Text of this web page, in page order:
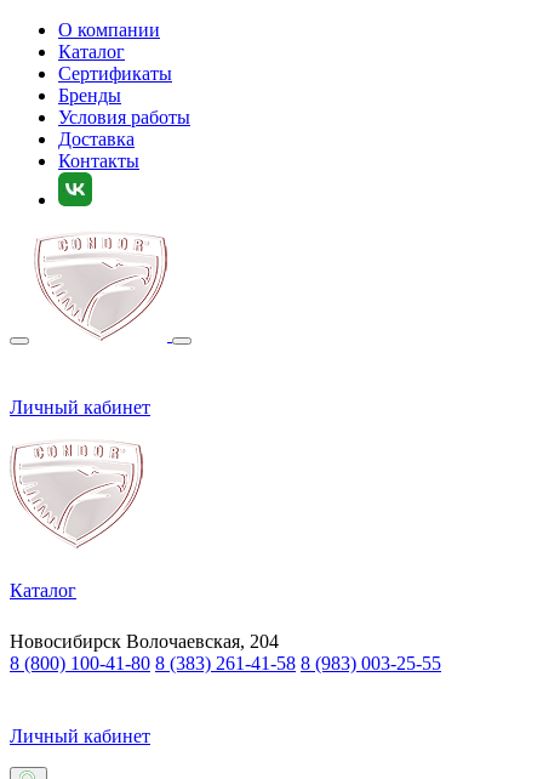
О компании
Каталог
Сертификаты
Бренды
Условия работы
Доставка
Контакты
Личный кабинет
Каталог
Новосибирск Волочаевская, 204
8 (800) 100-41-80 8 (383) 261-41-58 8 (983) 003-25-55
Личный кабинет